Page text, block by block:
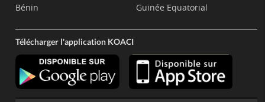
Bénin
Guinée Equatorial
Télécharger l'application KOACI